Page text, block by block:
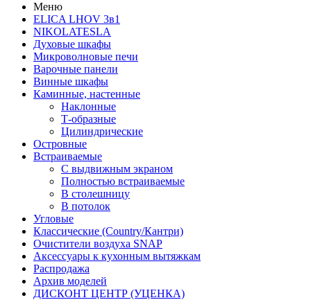
Меню
ELICA LHOV 3в1
NIKOLATESLA
Духовые шкафы
Микроволновые печи
Варочные панели
Винные шкафы
Каминные, настенные
Наклонные
Т-образные
Цилиндрические
Островные
Встраиваемые
С выдвижным экраном
Полностью встраиваемые
В столешницу
В потолок
Угловые
Классические (Country/Кантри)
Очистители воздуха SNAP
Аксессуары к кухонным вытяжкам
Распродажа
Архив моделей
ДИСКОНТ ЦЕНТР (УЦЕНКА)